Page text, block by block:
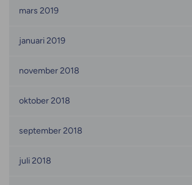
mars 2019
januari 2019
november 2018
oktober 2018
september 2018
juli 2018